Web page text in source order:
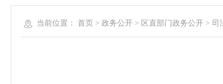
当前位置： 首页 > 政务公开 > 区直部门政务公开 > 司